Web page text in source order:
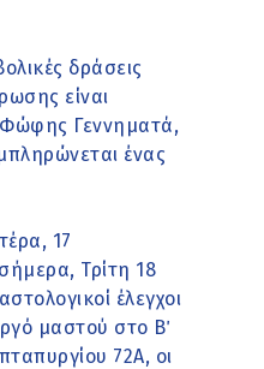
δράσεις
είναι
Γεννηματά,
ένας
17
Τρίτη 18
έλεγχοι
μαστού στο Β΄
72Α, οι